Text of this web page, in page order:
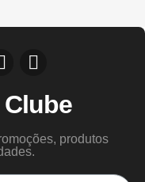
produtos